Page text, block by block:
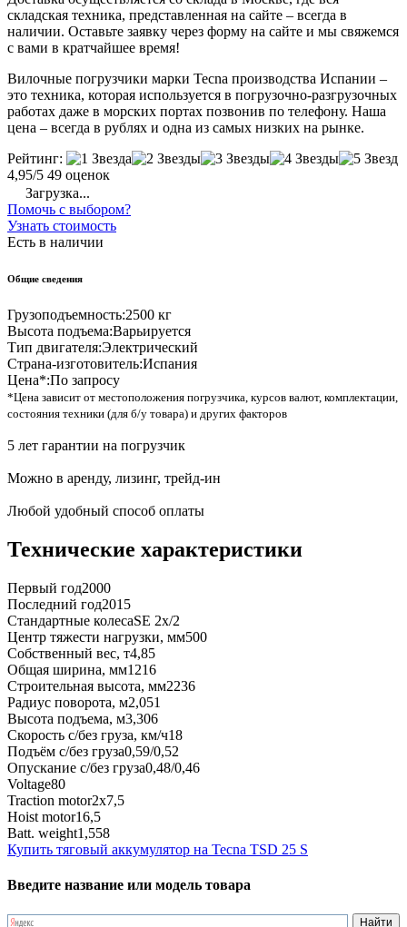
складская техника, представленная на сайте – всегда в
наличии. Оставьте заявку через форму на сайте и мы свяжемся
с вами в кратчайшее время!
Вилочные погрузчики марки Tecna производства Испании –
это техника, которая используется в погрузочно-разгрузочных
работах даже в морских портах позвонив по телефону. Наша
цена – всегда в рублях и одна из самых низких на рынке.
Рейтинг:
4,95/5 49 оценок
Загрузка...
Помочь с выбором?
Узнать стоимость
Есть в наличии
Общие сведения
Грузоподъемность:2500 кг
Высота подъема:Варьируется
Тип двигателя:Электрический
Страна-изготовитель:Испания
Цена*:По запросу
*Цена зависит от местоположения погрузчика, курсов валют, комплектации,
состояния техники (для б/у товара) и других факторов
5 лет гарантии на погрузчик
Можно в аренду, лизинг, трейд-ин
Любой удобный способ оплаты
Технические характеристики
Первый год2000
Последний год2015
Стандартные колесаSE 2x/2
Центр тяжести нагрузки, мм500
Собственный вес, т4,85
Общая ширина, мм1216
Строительная высота, мм2236
Радиус поворота, м2,051
Высота подъема, м3,306
Скорость с/без груза, км/ч18
Подъём с/без груза0,59/0,52
Опускание с/без груза0,48/0,46
Voltage80
Traction motor2x7,5
Hoist motor16,5
Batt. weight1,558
Купить тяговый аккумулятор на Tecna TSD 25 S
Введите название или модель товара